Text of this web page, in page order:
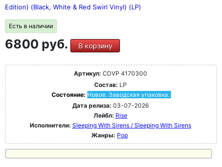
Edition) (Black, White & Red Swirl Vinyl) (LP)
Есть в наличии
6800 руб. В корзину
Артикул: CDVP 4170300
Состав: LP
Состояние: Новое. Заводская упаковка.
Дата релиза: 03-07-2026
Лейбл: Rise
Исполнители: Sleeping With Sirens / Sleeping With Sirens
Жанры: Pop